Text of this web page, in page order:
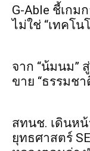
G-Able ชี้เกม
ไม่ใช่ “เทคโน
จาก “น้มนม”
ขาย “ธรรมช
สทนช. เดินห
ยุทธศาสตร์